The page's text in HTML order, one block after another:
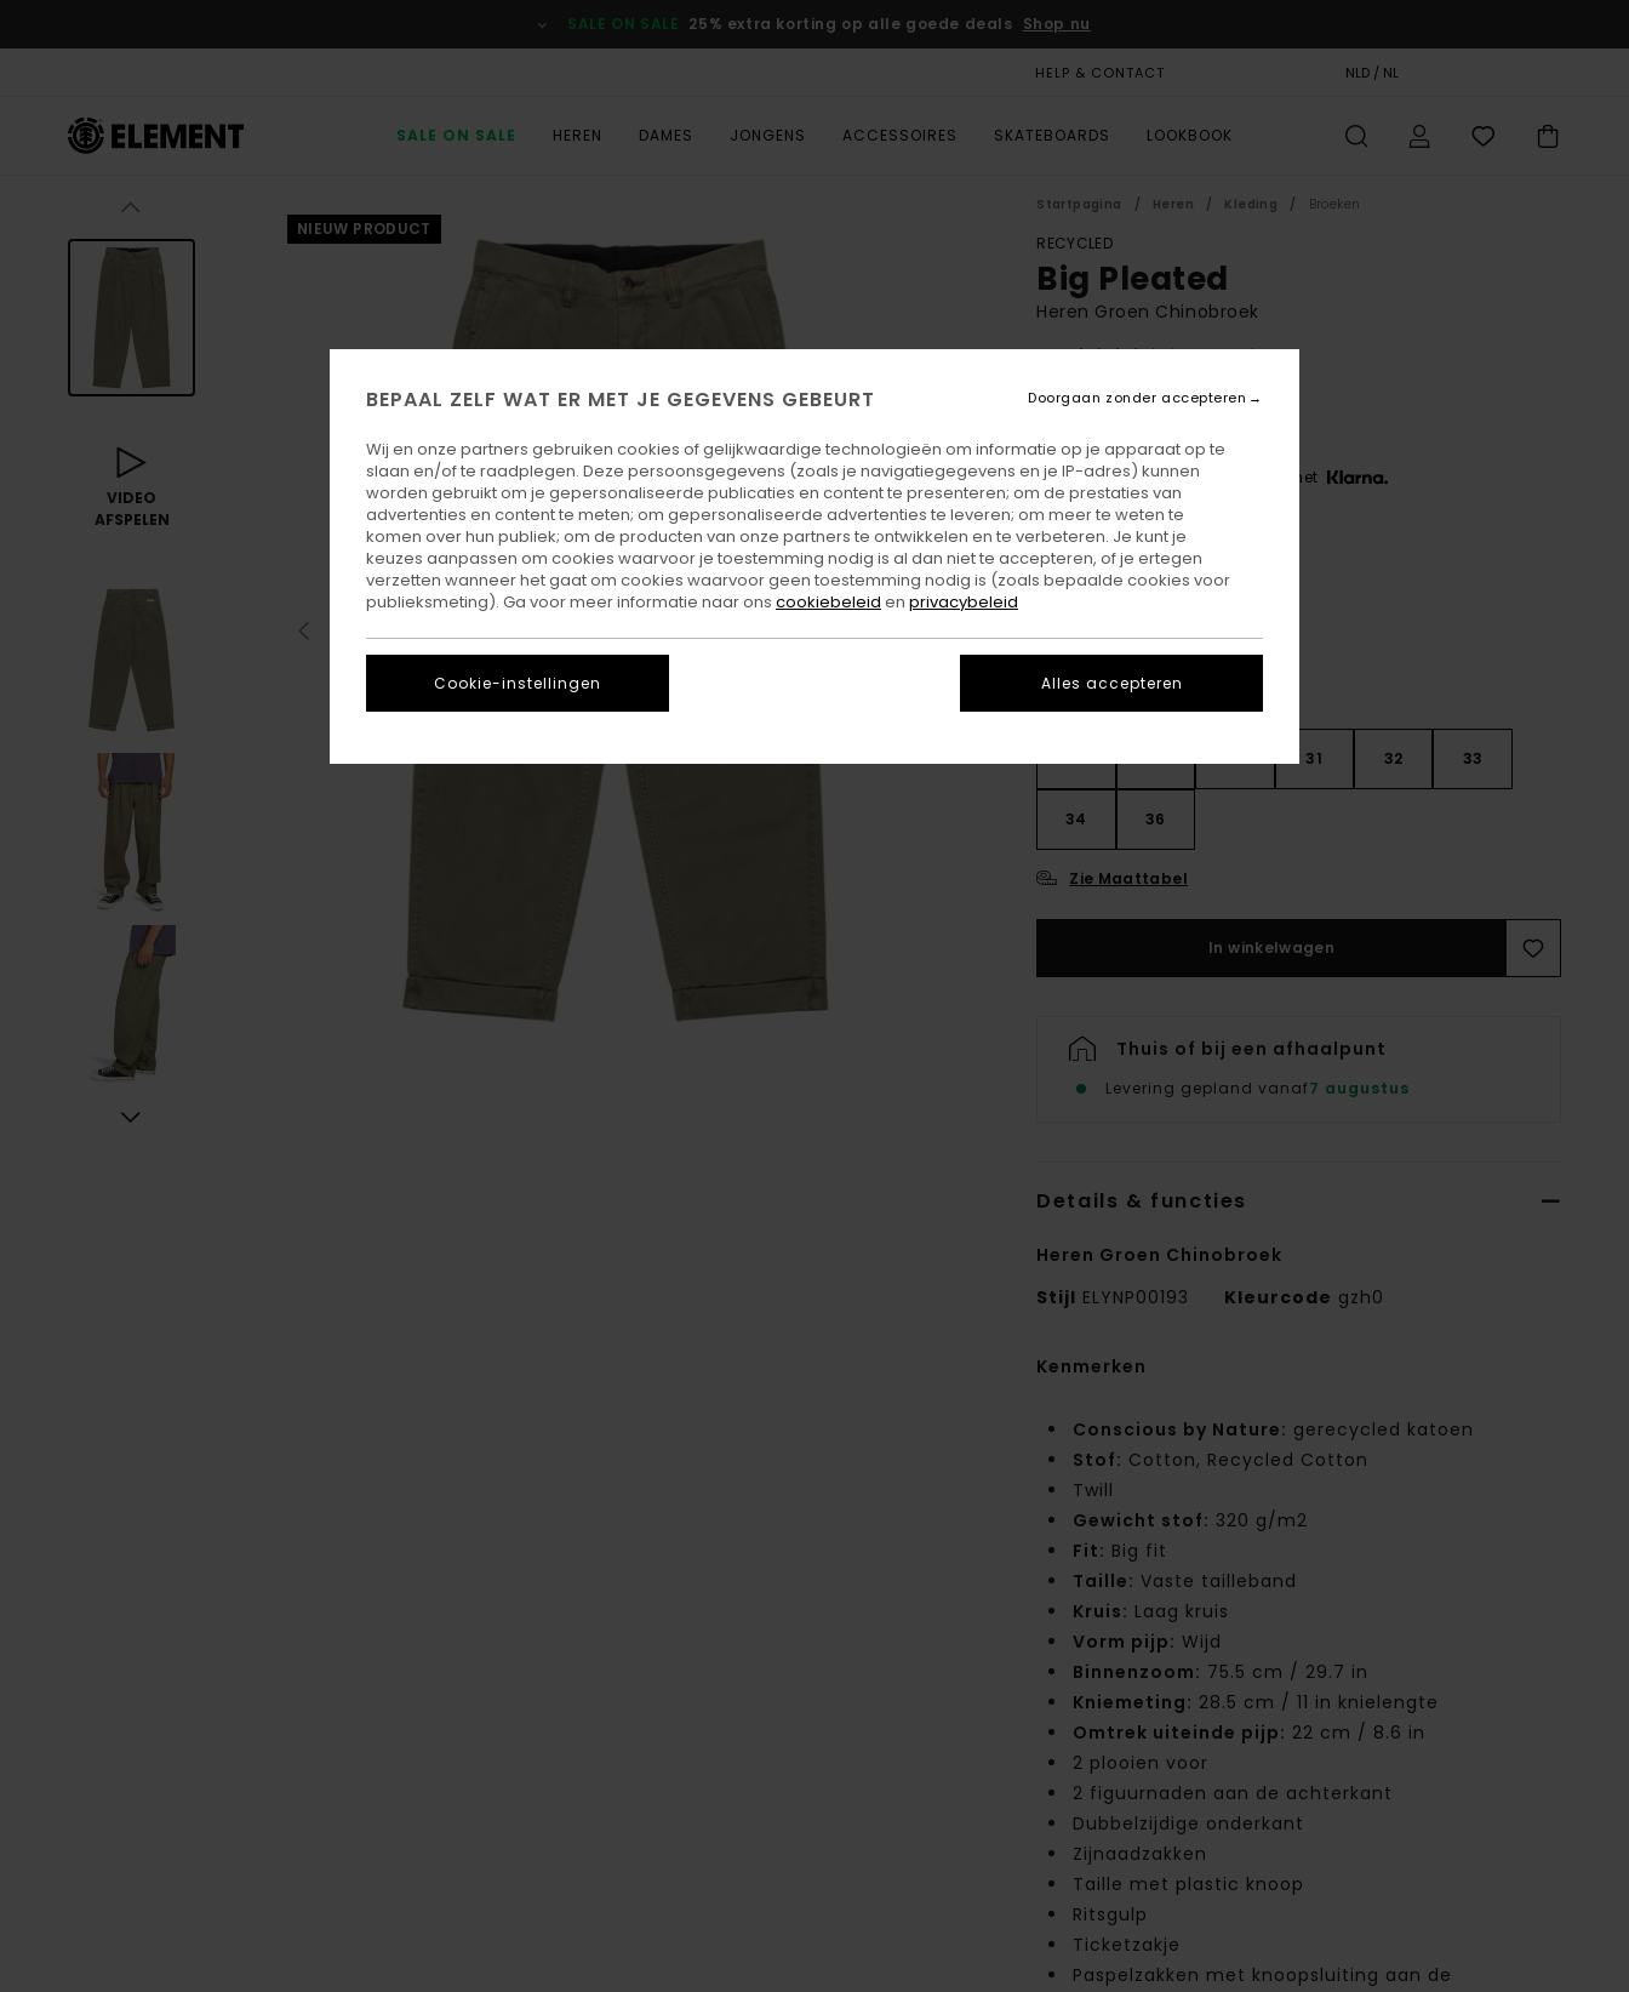
Productinformatie
SALE ON SALE 25% extra korting op alle goede deals Shop nu
HELP & CONTACT NLD / NL
SALE ON SALE HEREN DAMES JONGENS ACCESSOIRES SKATEBOARDS LOOKBOOK
VIDEO
AFSPELEN
NIEUW PRODUCT
Startpagina Heren Kleding Broeken
RECYCLED
Big Pleated
Heren Groen Chinobroek
4.6
Betaal 3 x € 30,00, zonder rente met
KleurKalamata
31 32 33
34 36
Zie Maattabel
In winkelwagen
Thuis of bij een afhaalpunt
Levering gepland vanaf7 augustus
Details & functies
Heren Groen Chinobroek
Stijl ELYNP00193 Kleurcode gzh0
Kenmerken
Conscious by Nature: gerecycled katoen
Stof: Cotton, Recycled Cotton
Twill
Gewicht stof: 320 g/m2
Fit: Big fit
Taille: Vaste tailleband
Kruis: Laag kruis
Vorm pijp: Wijd
Binnenzoom: 75.5 cm / 29.7 in
Kniemeting: 28.5 cm / 11 in knielengte
Omtrek uiteinde pijp: 22 cm / 8.6 in
2 plooien voor
2 figuurnaden aan de achterkant
Dubbelzijdige onderkant
Zijnaadzakken
Taille met plastic knoop
Ritsgulp
Ticketzakje
Paspelzakken met knoopsluiting aan de
BEPAAL ZELF WAT ER MET JE GEGEVENS GEBEURT
Wij en onze partners gebruiken cookies of gelijkwaardige technologieën om informatie op je apparaat op te
slaan en/of te raadplegen. Deze persoonsgegevens (zoals je navigatiegegevens en je IP-adres) kunnen
worden gebruikt om je gepersonaliseerde publicaties en content te presenteren; om de prestaties van
advertenties en content te meten; om gepersonaliseerde advertenties te leveren; om meer te weten te
komen over hun publiek; om de producten van onze partners te ontwikkelen en te verbeteren. Je kunt je
keuzes aanpassen om cookies waarvoor je toestemming nodig is al dan niet te accepteren, of je ertegen
verzetten wanneer het gaat om cookies waarvoor geen toestemming nodig is (zoals bepaalde cookies voor
publieksmeting). Ga voor meer informatie naar ons cookiebeleid en privacybeleid
Cookie-instellingen
Doorgaan zonder accepteren
Alles accepteren